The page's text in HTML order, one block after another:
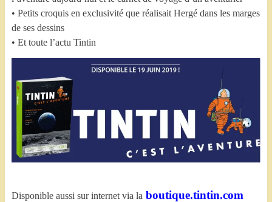
• Petits croquis en exclusivité que réalisait Hergé dans les marges
de ses dessins
• Et toute l’actu Tintin
Disponible aussi sur internet via la boutique.tintin.com